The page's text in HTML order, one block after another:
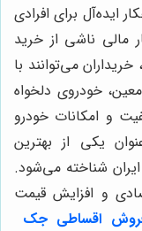
ایده‌آل برای افرادی
مالی ناشی از خرید
می‌توانند با
خودروی دلخواه
و امکانات خودرو
یکی از بهترین
شناخته می‌شود.
و افزایش قیمت
اقساطی جک